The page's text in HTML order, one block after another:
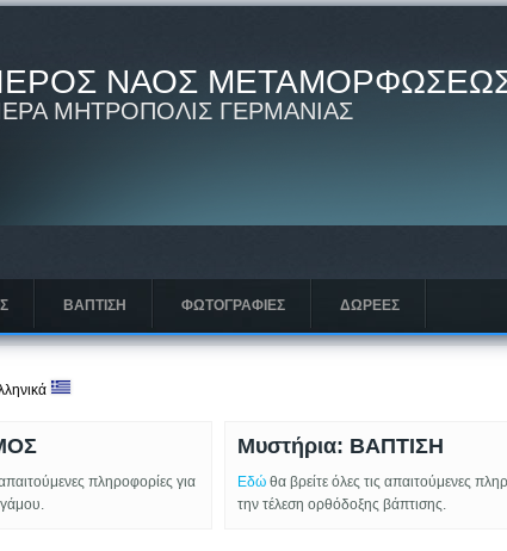
ΝΑΟΣ
ΜΗΤΡΟΠΟΛΙΣ ΓΕΡΜΑΝΙΑΣ
ΒΑΠΤΙΣΗ ΦΩΤΟΓΡΑΦΙΕΣ ΔΩΡΕΈΣ
πληροφορίες για
Μυστήρια: ΒΑΠΤΙΣΗ
Εδώθα βρείτε όλες τις απαιτούμενες
την τέλεση ορθόδοξης βάπτισης.